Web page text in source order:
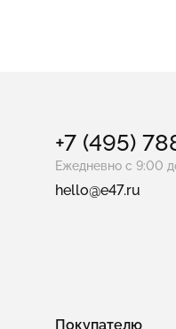
+7 (495)
Ежедневно с 9:00
hello@e47.ru
Покупателю